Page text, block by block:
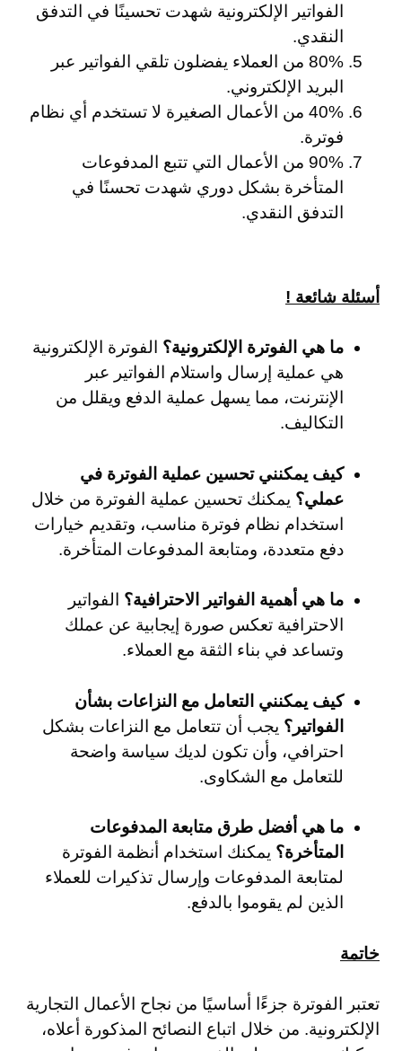
الفواتير الإلكترونية شهدت تحسينًا في التدفق
النقدي.
80% من العملاء يفضلون تلقي الفواتير عبر
البريد الإلكتروني.
40% من الأعمال الصغيرة لا تستخدم أي نظام
فوترة.
90% من الأعمال التي تتبع المدفوعات
المتأخرة بشكل دوري شهدت تحسنًا في
التدفق النقدي.
أسئلة شائعة !
ما هي الفوترة الإلكترونية؟ الفوترة الإلكترونية
هي عملية إرسال واستلام الفواتير عبر
الإنترنت، مما يسهل عملية الدفع ويقلل من
التكاليف.
كيف يمكنني تحسين عملية الفوترة في
عملي؟ يمكنك تحسين عملية الفوترة من خلال
استخدام نظام فوترة مناسب، وتقديم خيارات
دفع متعددة، ومتابعة المدفوعات المتأخرة.
ما هي أهمية الفواتير الاحترافية؟ الفواتير
الاحترافية تعكس صورة إيجابية عن عملك
وتساعد في بناء الثقة مع العملاء.
كيف يمكنني التعامل مع النزاعات بشأن
الفواتير؟ يجب أن تتعامل مع النزاعات بشكل
احترافي، وأن تكون لديك سياسة واضحة
للتعامل مع الشكاوى.
ما هي أفضل طرق متابعة المدفوعات
المتأخرة؟ يمكنك استخدام أنظمة الفوترة
لمتابعة المدفوعات وإرسال تذكيرات للعملاء
الذين لم يقوموا بالدفع.
خاتمة
تعتبر الفوترة جزءًا أساسيًا من نجاح الأعمال التجارية
الإلكترونية. من خلال اتباع النصائح المذكورة أعلاه،